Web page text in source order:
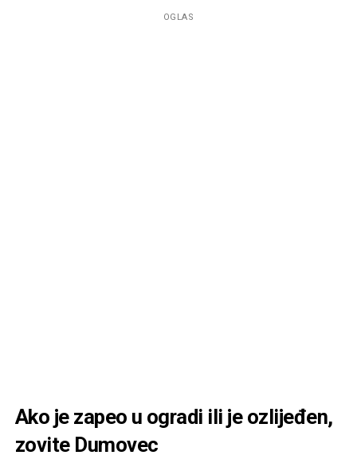
OGLAS
Ako je zapeo u ogradi ili je ozlijeđen,
zovite Dumovec